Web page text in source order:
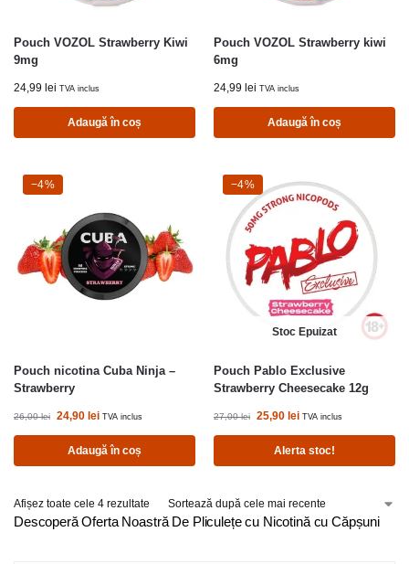
Pouch VOZOL Strawberry Kiwi
9mg
24,99 lei TVA inclus
Adaugă în coș
Pouch VOZOL Strawberry kiwi
6mg
24,99 lei TVA inclus
Adaugă în coș
-4%
−4%
Pouch nicotina Cuba Ninja –
Strawberry
26,00lei 24,90 lei TVA inclus
Adaugă în coș
-4%
Stoc Epuizat
−4%
Pouch Pablo Exclusive
Strawberry Cheesecake 12g
27,00lei 25,90 lei TVA inclus
Alerta stoc!
Afișez toate cele 4 rezultate
Descoperă Oferta Noastră De Pliculețe cu Nicotină cu Căpșuni